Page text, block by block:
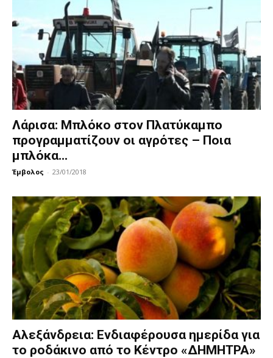
Λάρισα: Μπλόκο στον Πλατύκαμπο
προγραμματίζουν οι αγρότες – Ποια
μπλόκα...
Έμβολος - 23/01/2018
Αλεξάνδρεια: Ενδιαφέρουσα ημερίδα για
το ροδάκινο από το Κέντρο «ΔΗΜΗΤΡΑ»